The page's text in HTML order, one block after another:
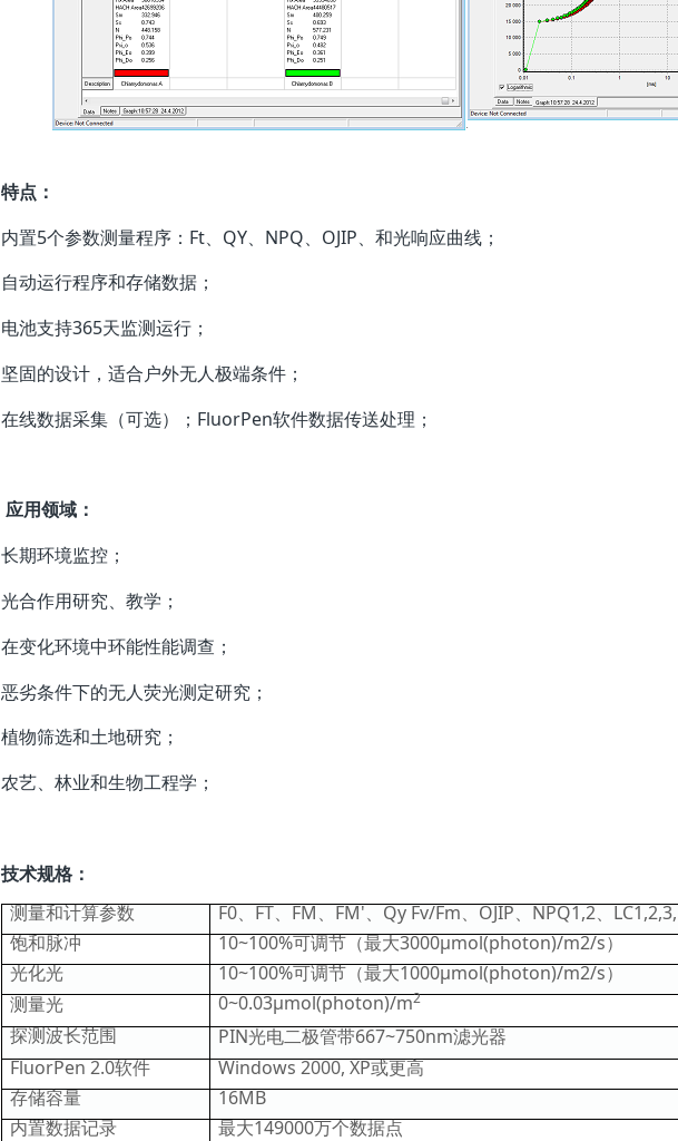
特点：
内置5个参数测量程序：Ft、QY、NPQ、OJIP、和光响应曲线；
自动运行程序和存储数据；
电池支持365天监测运行；
坚固的设计，适合户外无人极端条件；
在线数据采集（可选）；FluorPen软件数据传送处理；
应用领域：
长期环境监控；
光合作用研究、教学；
在变化环境中环能性能调查；
恶劣条件下的无人荧光测定研究；
植物筛选和土地研究；
农艺、林业和生物工程学；
技术规格：
测量和计算参数
F0、FT、FM、FM'、Qy Fv/Fm、OJIP、NPQ1,2、LC1,2,3,
饱和脉冲
10~100%可调节（最大3000µmol(photon)/m2/s）
光化光
10~100%可调节（最大1000µmol(photon)/m2/s）
测量光
0~0.03µmol(photon)/m2
探测波长范围
PIN光电二极管带667~750nm滤光器
FluorPen 2.0软件
Windows 2000, XP或更高
存储容量
16MB
内置数据记录
最大149000万个数据点